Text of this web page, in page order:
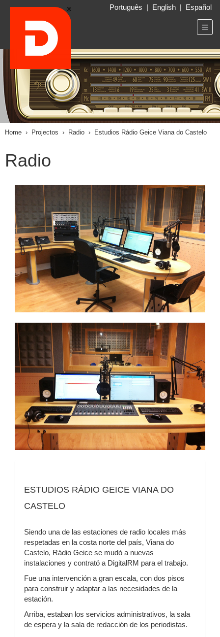
Português | English | Español
Home › Projectos › Radio › Estudios Rádio Geice Viana do Castelo
Radio
ESTUDIOS RÁDIO GEICE VIANA DO
CASTELO
Siendo una de las estaciones de radio locales más
respetadas en la costa norte del país, Viana do
Castelo, Rádio Geice se mudó a nuevas
instalaciones y contrató a DigitalRM para el trabajo.
Fue una intervención a gran escala, con dos pisos
para construir y adaptar a las necesidades de la
estación.
Arriba, estaban los servicios administrativos, la sala
de espera y la sala de redacción de los periodistas.